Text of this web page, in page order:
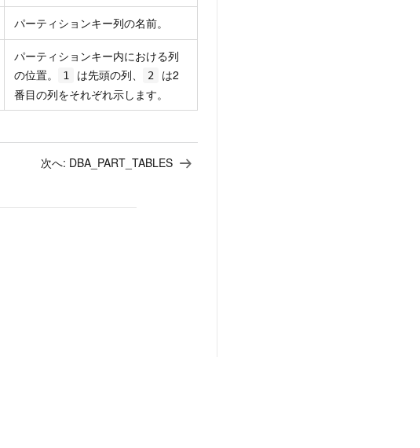
パーティションキー列の名前。
パーティションキー内における列
の位置。
1 は先頭の列、 2
は2
番目の列をそれぞれ示します。
次へ: DBA_PART_TABLES